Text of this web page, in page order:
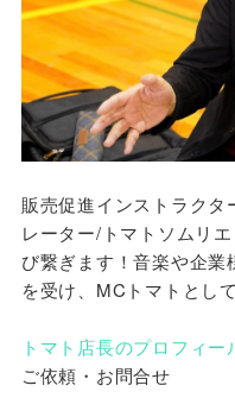
販売促進インストラク
レーター/トマトソムリ
び繋ぎます！音楽や企
を受け、MCトマトとし
トマト店長のプロフィー
ご依頼・お問合せ